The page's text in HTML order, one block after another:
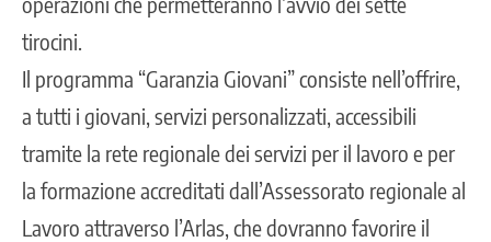
tirocini.
Il programma “Garanzia Giovani” consiste nell’offrire,
a tutti i giovani, servizi personalizzati, accessibili
tramite la rete regionale dei servizi per il lavoro e per
la formazione accreditati dall’Assessorato regionale al
Lavoro attraverso l’Arlas, che dovranno favorire il